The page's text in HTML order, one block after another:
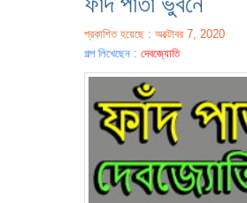
প্রকাশিত হয়েছে : অক্টোবর 7, 2020
গল্প লিখেছেন : দেবজ্যোতি